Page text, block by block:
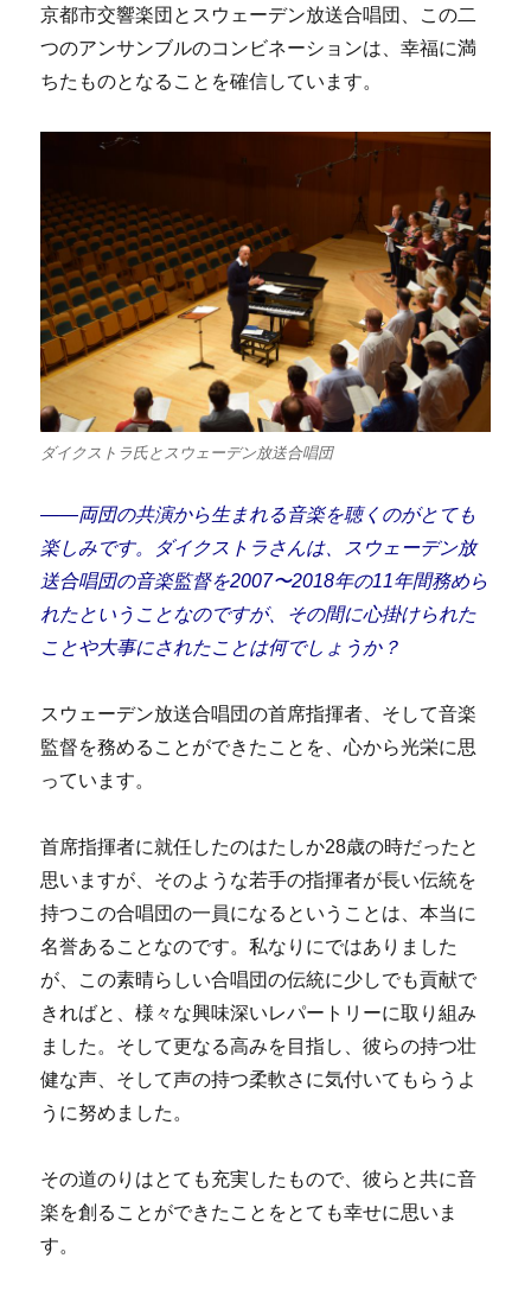
京都市交響楽団とスウェーデン放送合唱団、この二
つのアンサンブルのコンビネーションは、幸福に満
ちたものとなることを確信しています。
ダイクストラ氏とスウェーデン放送合唱団
――両団の共演から生まれる音楽を聴くのがとても
楽しみです。ダイクストラさんは、スウェーデン放
送合唱団の音楽監督を2007〜2018年の11年間務めら
れたということなのですが、その間に心掛けられた
ことや大事にされたことは何でしょうか？
スウェーデン放送合唱団の首席指揮者、そして音楽
監督を務めることができたことを、心から光栄に思
っています。
首席指揮者に就任したのはたしか28歳の時だったと
思いますが、そのような若手の指揮者が長い伝統を
持つこの合唱団の一員になるということは、本当に
名誉あることなのです。私なりにではありました
が、この素晴らしい合唱団の伝統に少しでも貢献で
きればと、様々な興味深いレパートリーに取り組み
ました。そして更なる高みを目指し、彼らの持つ壮
健な声、そして声の持つ柔軟さに気付いてもらうよ
うに努めました。
その道のりはとても充実したもので、彼らと共に音
楽を創ることができたことをとても幸せに思いま
す。